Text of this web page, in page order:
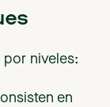
por niveles:
en